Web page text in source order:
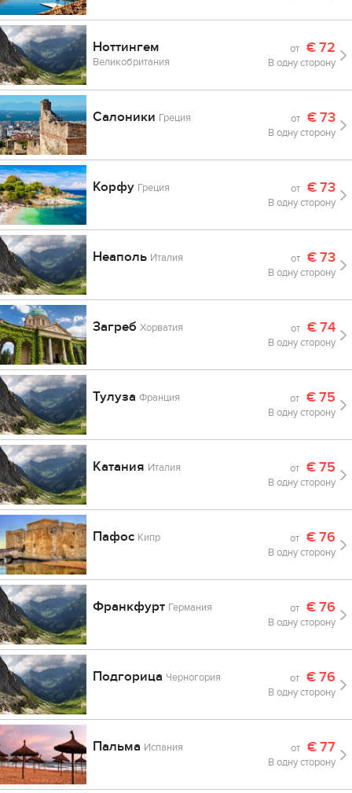
Ноттингем
Великобритания
от €72
В одну сторону
Салоники Греция от €73
В одну сторону
Корфу Греция от €73
В одну сторону
Неаполь Италия от €73
В одну сторону
ЗагребХорватия от €74
В одну сторону
ТулузаФранция от €75
В одну сторону
Катания Италия от €75
В одну сторону
Пафос Кипр от €76
В одну сторону
Франкфурт Германия от €76
В одну сторону
ПодгорицаЧерногория от €76
В одну сторону
Пальма Испания от €77
В одну сторону